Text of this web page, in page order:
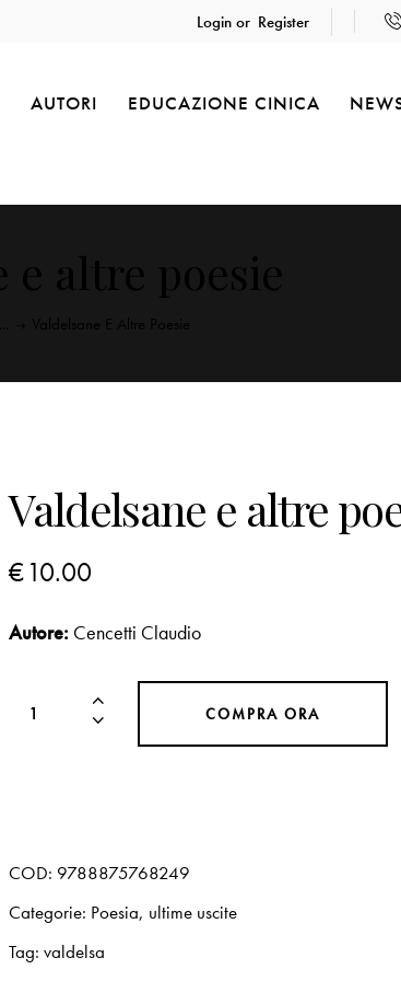
Login or Register
AUTORI EDUCAZIONE CINICA
Valdelsane e altre
€10.00
Autore: Cencetti Claudio
COMPRA ORA
COD: 9788875768249
Categorie: Poesia, ultime uscite
Tag:valdelsa